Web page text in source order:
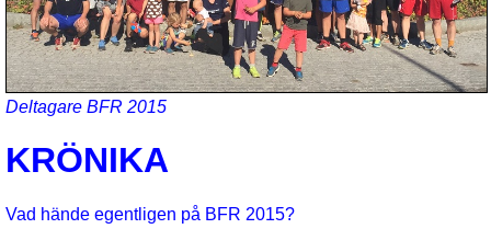
Deltagare BFR 2015
KRÖNIKA
Vad hände egentligen på BFR 2015?